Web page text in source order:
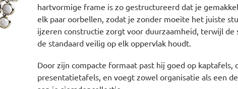
hartvormige frame is zo gestructureerd dat je
elk paar oorbellen, zodat je zonder moeite het juiste
ijzeren constructie zorgt voor duurzaamheid, terwijl de
de standaard veilig op elk oppervlak houdt.
Door zijn compacte formaat past hij goed op kaptafels,
presentatietafels, en voegt zowel organisatie als een